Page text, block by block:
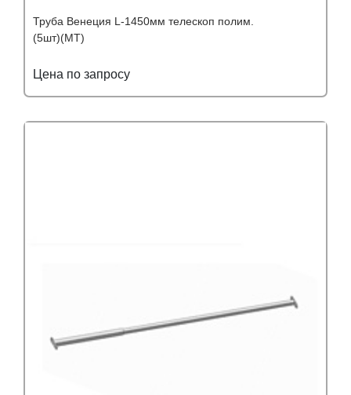
Труба Венеция L-1450мм телескоп полим.
(5шт)(МТ)
Цена по запросу